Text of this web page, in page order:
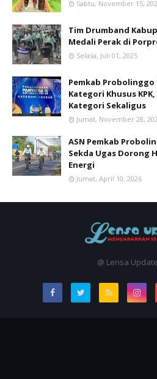
Sabtu, November 15,
Tim Drumband
Medali Perak di
Selasa, Juli 01, 2025
Pemkab Probolinggo
Kategori Khusus
Kategori Sekaligus
Jumat, November 28,
ASN Pemkab
Sekda Ugas Dorong
Energi
Jumat, April 10, 2026
@ Lensa